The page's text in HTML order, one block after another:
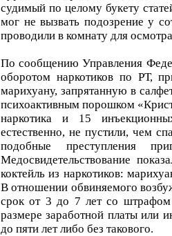
судимый по целому букету
мог не вызвать подозрение у
проводили в комнату для
По сообщению Управления
оборотом наркотиков по РТ,
марихуану, запрятанную в
психоактивным порошком
наркотика и 15
естественно, не пустили, чем
подобные преступления
Медосвидетельствование
коктейль из наркотиков:
В отношении обвиняемого
срок от 3 до 7 лет со
размере заработной платы или
до пяти лет либо без такового.